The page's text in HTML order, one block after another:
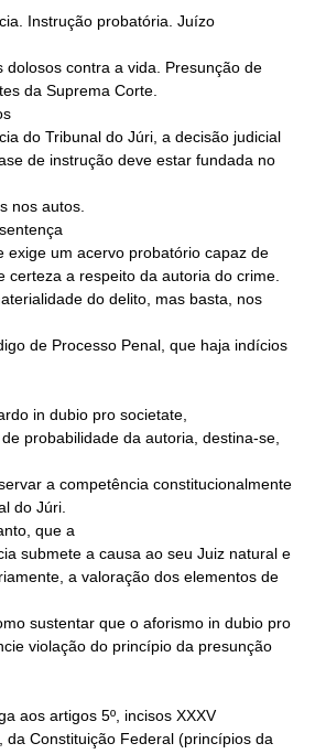
in dubio pro societate,
que a
aos artigos 5º, incisos XXXV